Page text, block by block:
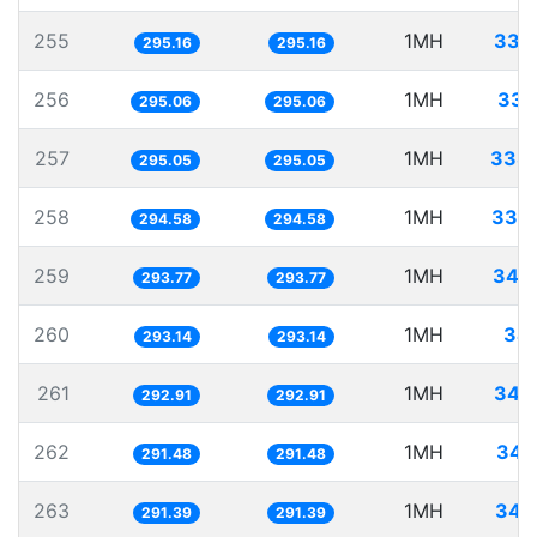
255 295.16 295.16 1MH
256 295.06 295.06 1MH
257 295.05 295.05 1MH
258 294.58 294.58 1MH
259 293.77 293.77 1MH
260 293.14 293.14 1MH
261 292.91 292.91 1MH
262 291.48 291.48 1MH
263 291.39 291.39 1MH